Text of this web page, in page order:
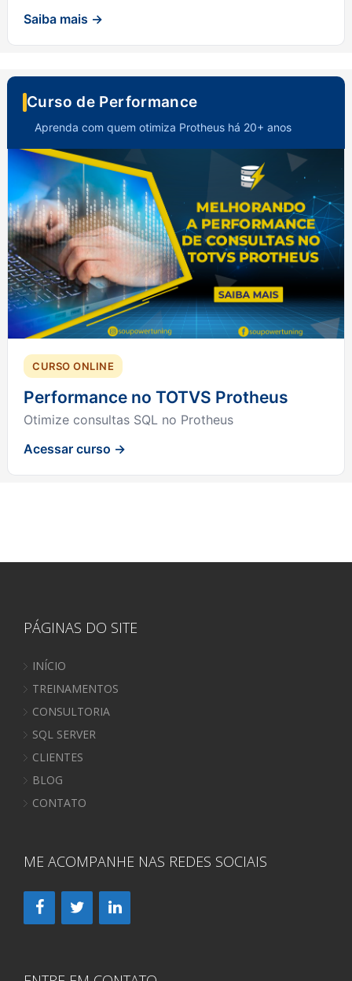
Saiba mais →
Curso de Performance
Aprenda com quem otimiza Protheus há 20+ anos
CURSO ONLINE
Performance no TOTVS Protheus
Otimize consultas SQL no Protheus
Acessar curso →
PÁGINAS DO SITE
INÍCIO
TREINAMENTOS
CONSULTORIA
SQL SERVER
CLIENTES
BLOG
CONTATO
ME ACOMPANHE NAS REDES SOCIAIS